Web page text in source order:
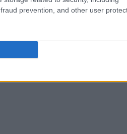
prevention, and other user
américaine est en
délabré qu’il rénove à